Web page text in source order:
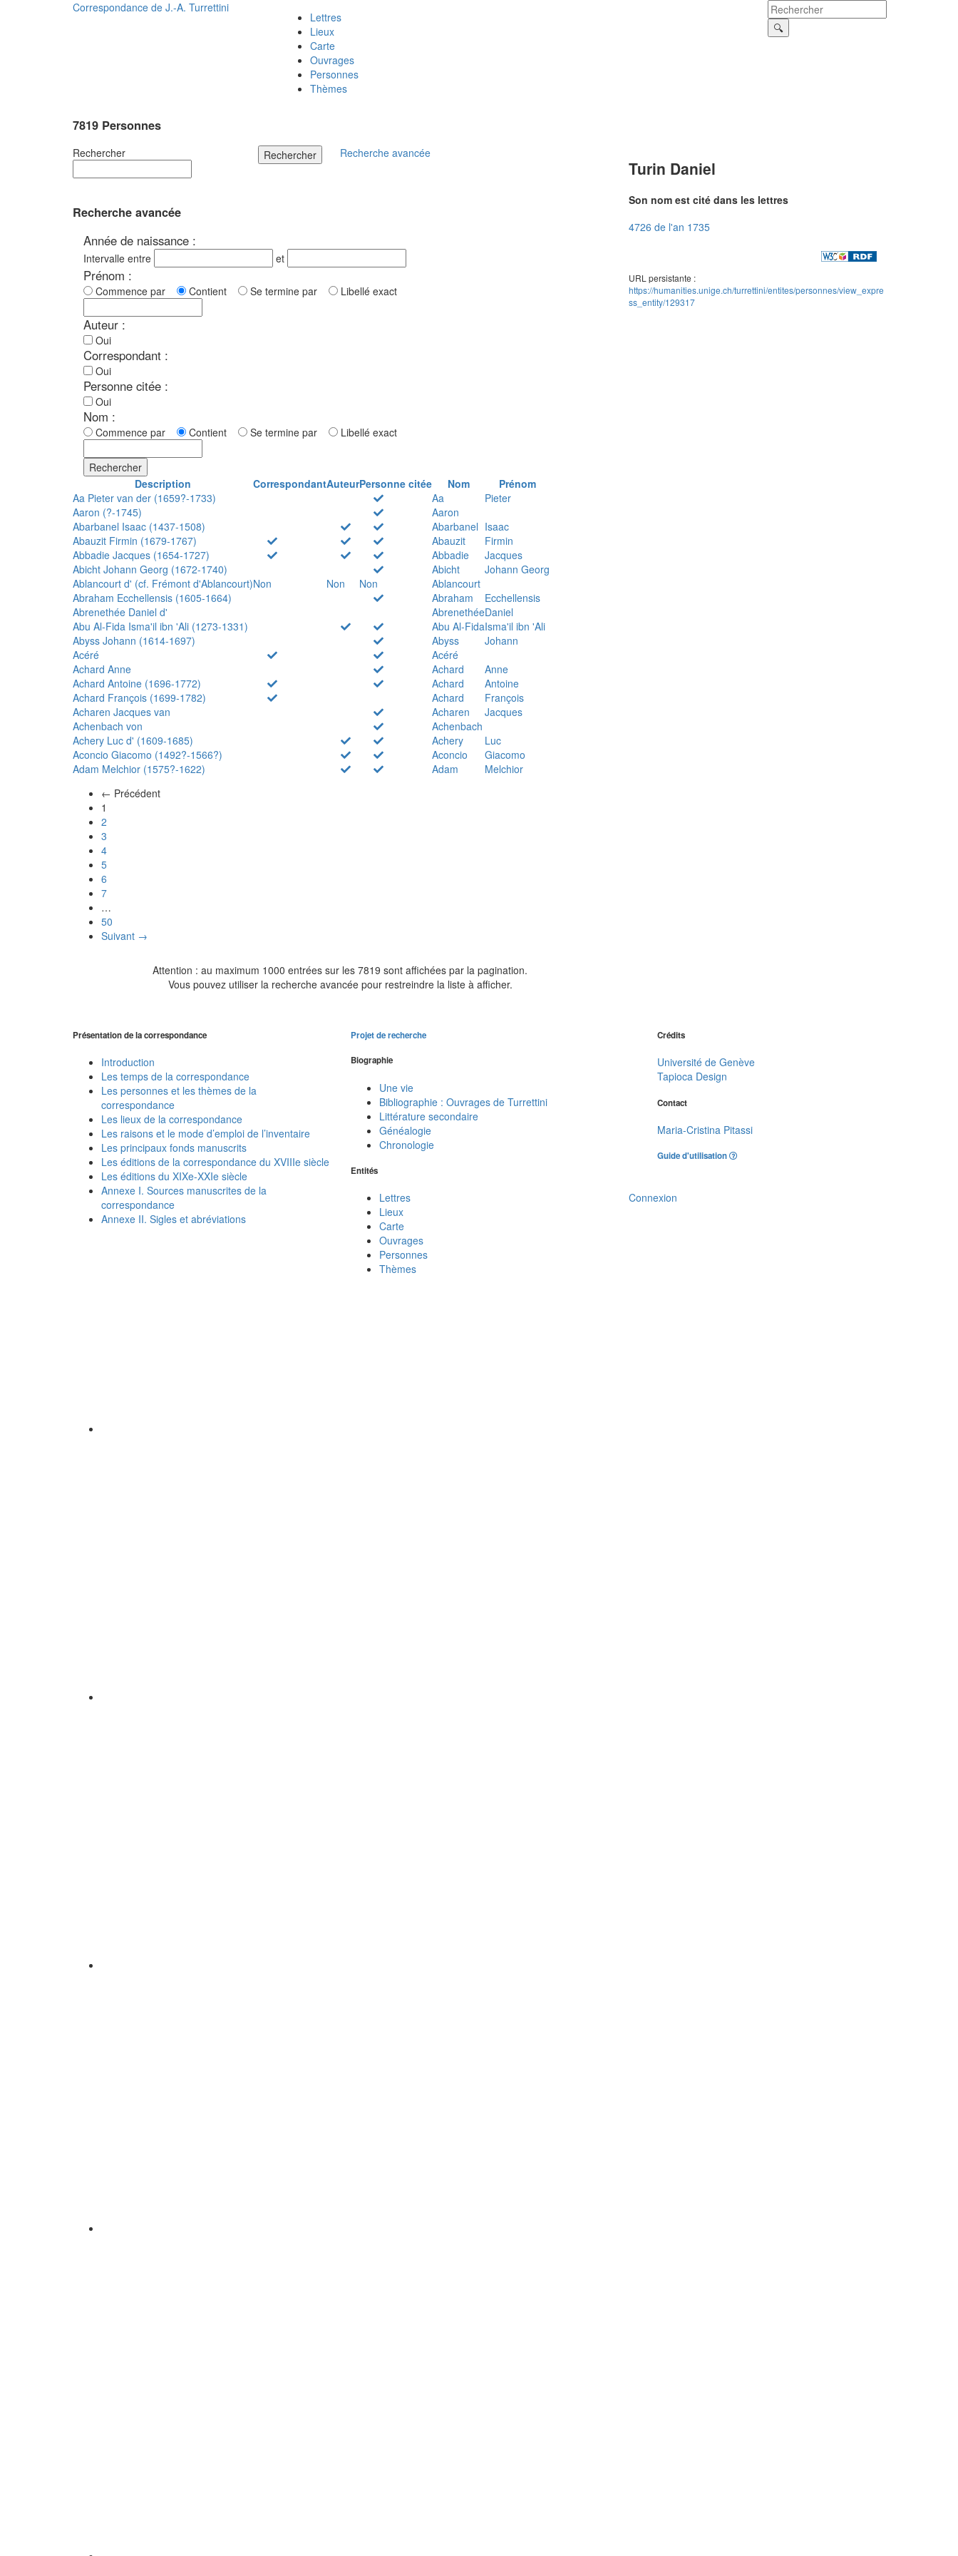
Correspondance de J.-A. Turrettini
Lettres
Lieux
Carte
Ouvrages
Personnes
Thèmes
7819 Personnes
Rechercher Rechercher Recherche avancée
Recherche avancée
Année de naissance :
Intervalle entre et
Prénom :
Commence par Contient Se termine par Libellé exact
Auteur :
Oui
Correspondant :
Oui
Personne citée :
Oui
Nom :
Commence par Contient Se termine par Libellé exact
Rechercher
Description
CorrespondantAuteurPersonne citée Nom
Prénom
Aa Pieter van der (1659?-1733)
Aa
Pieter
Aaron (?-1745)
Aaron
Abarbanel Isaac (1437-1508)
Abarbanel Isaac
Abauzit Firmin (1679-1767)
Abauzit
Firmin
Abbadie Jacques (1654-1727)
Abbadie
Jacques
Abicht Johann Georg (1672-1740)
Abicht
Johann Georg
Ablancourt d' (cf. Frémont d'Ablancourt)Non Non Non
Ablancourt
Abraham Ecchellensis (1605-1664)
Abraham
Ecchellensis
Abrenethée Daniel d'
AbrenethéeDaniel
Abu Al-Fida Isma'il ibn 'Ali (1273-1331)
Abu Al-FidaIsma'il ibn 'Ali
Abyss Johann (1614-1697)
Abyss
Johann
Acéré
Acéré
Achard Anne
Achard
Anne
Achard Antoine (1696-1772)
Achard
Antoine
Achard François (1699-1782)
Achard
François
Acharen Jacques van
Acharen
Jacques
Achenbach von
Achenbach
Achery Luc d' (1609-1685)
Achery
Luc
Aconcio Giacomo (1492?-1566?)
Aconcio
Giacomo
Adam Melchior (1575?-1622)
Adam
Melchior
← Précédent
1
2
3
4
5
6
7
…
50
Suivant →
Attention : au maximum 1000 entrées sur les 7819 sont affichées par la pagination.
Vous pouvez utiliser la recherche avancée pour restreindre la liste à afficher.
Turin Daniel
Son nom est cité dans les lettres
4726 de l'an 1735
URL persistante :
https://humanities.unige.ch/turrettini/entites/personnes/view_expre
ss_entity/129317
Présentation de la correspondance
Introduction
Les temps de la correspondance
Les personnes et les thèmes de la
correspondance
Les lieux de la correspondance
Les raisons et le mode d’emploi de l’inventaire
Les principaux fonds manuscrits
Les éditions de la correspondance du XVIIIe siècle
Les éditions du XIXe-XXIe siècle
Annexe I. Sources manuscrites de la
correspondance
Annexe II. Sigles et abréviations
Projet de recherche
Biographie
Une vie
Bibliographie : Ouvrages de Turrettini
Littérature secondaire
Généalogie
Chronologie
Entités
Lettres
Lieux
Carte
Ouvrages
Personnes
Thèmes
Crédits
Université de Genève
Tapioca Design
Contact
Maria-Cristina Pitassi
Guide d'utilisation
Connexion